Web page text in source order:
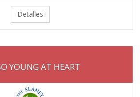
Detalles
YOUNG AT HEART